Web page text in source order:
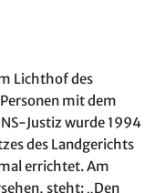
Lichthof des
mit dem
Justiz wurde 1994
des Landgerichts
errichtet. Am
steht: „Den